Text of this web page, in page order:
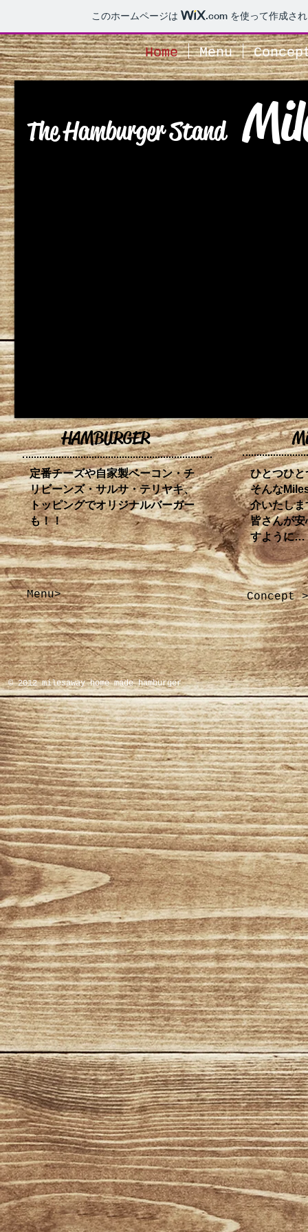
このホームページは .com を使って作成さ
Home Menu
The Hamburger Stand
HAMBURGER
定番チーズや自家製ベーコン・チ
リビーンズ・サルサ・テリヤキ、
トッピングでオリジナルバーガー
も！！
ひとつひ
そんな
介いたしま
皆さんが
すように…
Menu> Concept >
© 2012 milesaway home made hamburger